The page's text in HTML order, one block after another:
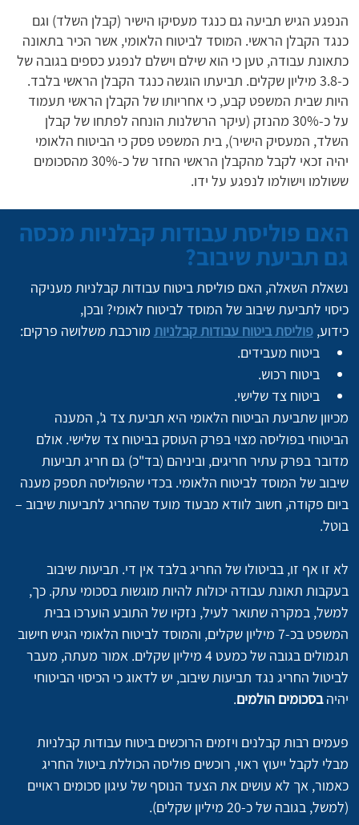
הנפגע הגיש תביעה גם כנגד מעסיקו הישיר (קבלן השלד) וגם
כנגד הקבלן הראשי. המוסד לביטוח הלאומי, אשר הכיר בתאונה
כתאונת עבודה, טען כי הוא שילם וישלם לנפגע כספים בגובה של
כ-3.8 מיליון שקלים. תביעתו הוגשה כנגד הקבלן הראשי בלבד.
היות שבית המשפט קבע, כי אחריותו של הקבלן הראשי תעמוד
על כ-30% מהנזק (עיקר הרשלנות הונחה לפתחו של קבלן
השלד, המעסיק הישיר), בית המשפט פסק כי הביטוח הלאומי
יהיה זכאי לקבל מהקבלן הראשי החזר של כ-30% מהסכומים
ששולמו וישולמו לנפגע על ידו.
האם פוליסת עבודות קבלניות מכסה
גם תביעת שיבוב?
נשאלת השאלה, האם פוליסת ביטוח עבודות קבלניות מעניקה
כיסוי לתביעת שיבוב של המוסד לביטוח לאומי? ובכן,
כידוע, פוליסת ביטוח עבודות קבלניות מורכבת משלושה פרקים:
ביטוח מעבידים.
ביטוח רכוש.
ביטוח צד שלישי.
מכיוון שתביעת הביטוח הלאומי היא תביעת צד ג', המענה
הביטוחי בפוליסה מצוי בפרק העוסק בביטוח צד שלישי. אולם
מדובר בפרק עתיר חריגים, וביניהם (בד"כ) גם חריג תביעות
שיבוב של המוסד לביטוח הלאומי. בכדי שהפוליסה תספק מענה
ביום פקודה, חשוב לוודא מבעוד מועד שהחריג לתביעות שיבוב –
לא זו אף זו, בביטולו של החריג בלבד אין די. תביעות שיבוב
בעקבות תאונת עבודה יכולות להיות מוגשות בסכומי עתק. כך,
למשל, במקרה שתואר לעיל, נזקיו של התובע הוערכו בבית
המשפט בכ-7 מיליון שקלים, והמוסד לביטוח הלאומי הגיש חישוב
תגמולים בגובה של כמעט 4 מיליון שקלים. אמור מעתה, מעבר
לביטול החריג נגד תביעות שיבוב, יש לדאוג כי הכיסוי הביטוחי
יהיה בסכומים הולמים
פעמים רבות קבלנים ויזמים הרוכשים ביטוח עבודות קבלניות
מבלי לקבל ייעוץ ראוי, רוכשים פוליסה הכוללת ביטול החריג
כאמור, אך לא עושים את הצעד הנוסף של עיגון סכומים ראויים
(למשל, בגובה של כ-20 מיליון שקלים).